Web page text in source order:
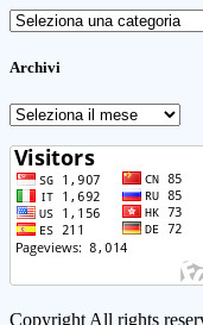
Categorie
Archivi
Archivi
Copyright All rights